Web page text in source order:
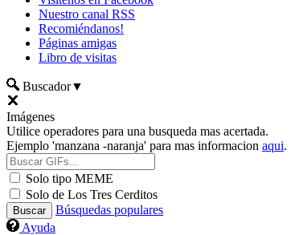
Nuestro canal RSS
Recomiéndanos!
Páginas amigas
Libro de visitas
Buscador▼
Imágenes
Utilice operadores para una busqueda mas acertada.
Ejemplo 'manzana -naranja' para mas informacion aqui.
Solo tipo MEME
Solo de Los Tres Cerditos
Búsquedas populares
Ayuda